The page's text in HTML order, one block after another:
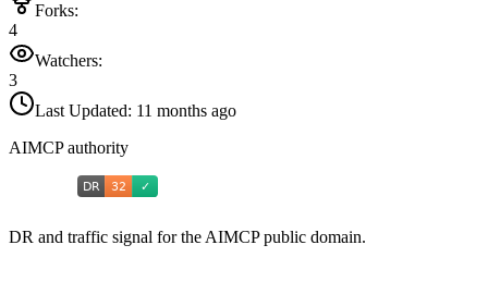
Forks:
4
Watchers:
3
Last Updated: 11 months ago
AIMCP authority
DR and traffic signal for the AIMCP public domain.